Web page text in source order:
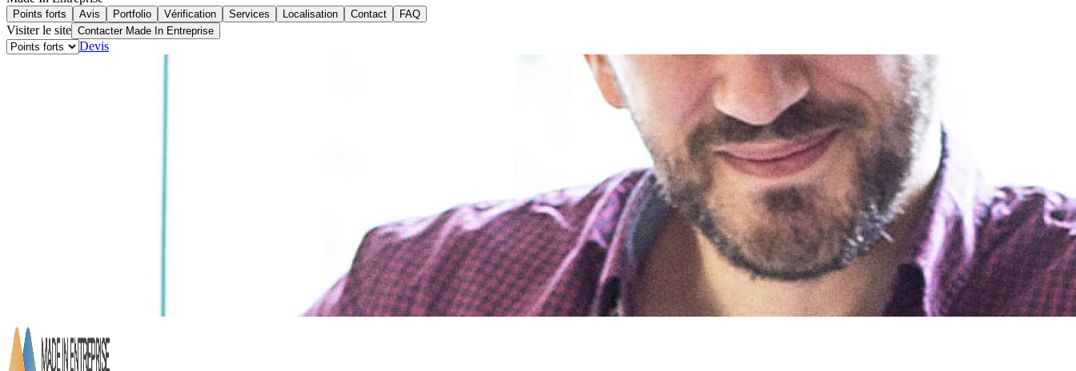
Points forts Avis Portfolio Vérification Services Localisation Contact FAQ
Visiter le site Contacter Made In Entreprise
Devis